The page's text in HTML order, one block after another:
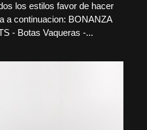
los estilos favor de hacer
a continuacion: BONANZA
- Botas Vaqueras -...